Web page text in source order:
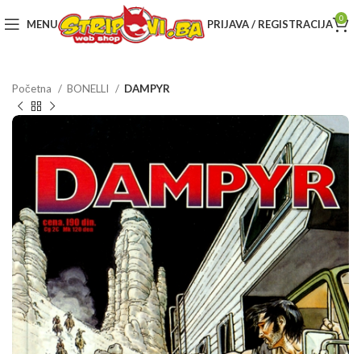
MENU PRIJAVA / REGISTRACIJA 0
Početna BONELLI DAMPYR